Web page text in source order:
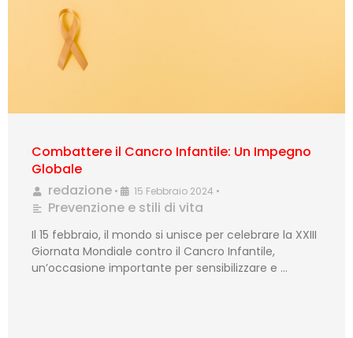
Combattere il Cancro Infantile: Un Impegno
Globale
redazione • 15 Febbraio 2024 •
Prevenzione e stili di vita
Il 15 febbraio, il mondo si unisce per celebrare la XXIII
Giornata Mondiale contro il Cancro Infantile,
un’occasione importante per sensibilizzare e …